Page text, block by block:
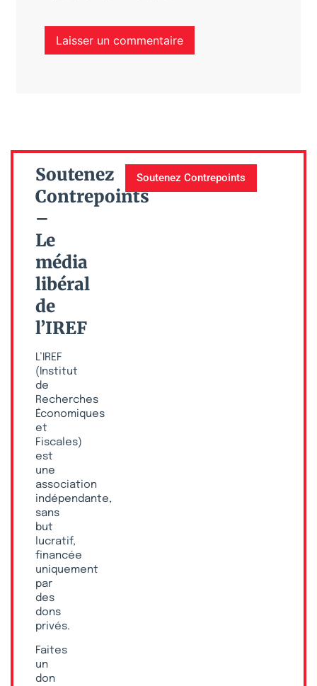
Soutenez
Contrepoints
–
Le
média
libéral
de
l’IREF
L’IREF
(Institut
de
Recherches
Économiques
et
Fiscales)
est
une
association
indépendante,
sans
but
lucratif,
financée
uniquement
par
des
dons
privés.
Faites
un
don
Soutenez Contrepoints